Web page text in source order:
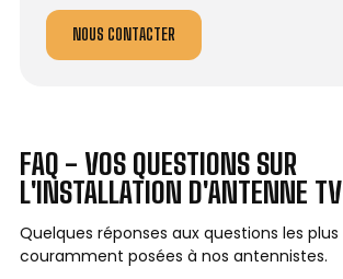
NOUS CONTACTER
FAQ - VOS QUESTIONS SUR
L'INSTALLATION D'ANTENNE TV
Quelques réponses aux questions les plus
couramment posées à nos antennistes.